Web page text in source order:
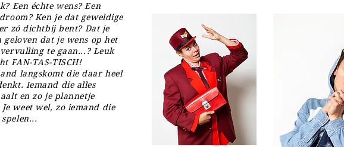
Een échte wens? Een
Ken je dat geweldige
zó dichtbij bent? Dat je
dat je wens op het
te gaan...? Leuk
FAN-TAS-TISCH!
langskomt die daar heel
Iemand die alles
en zo je plannetje
weet wel, zo iemand die